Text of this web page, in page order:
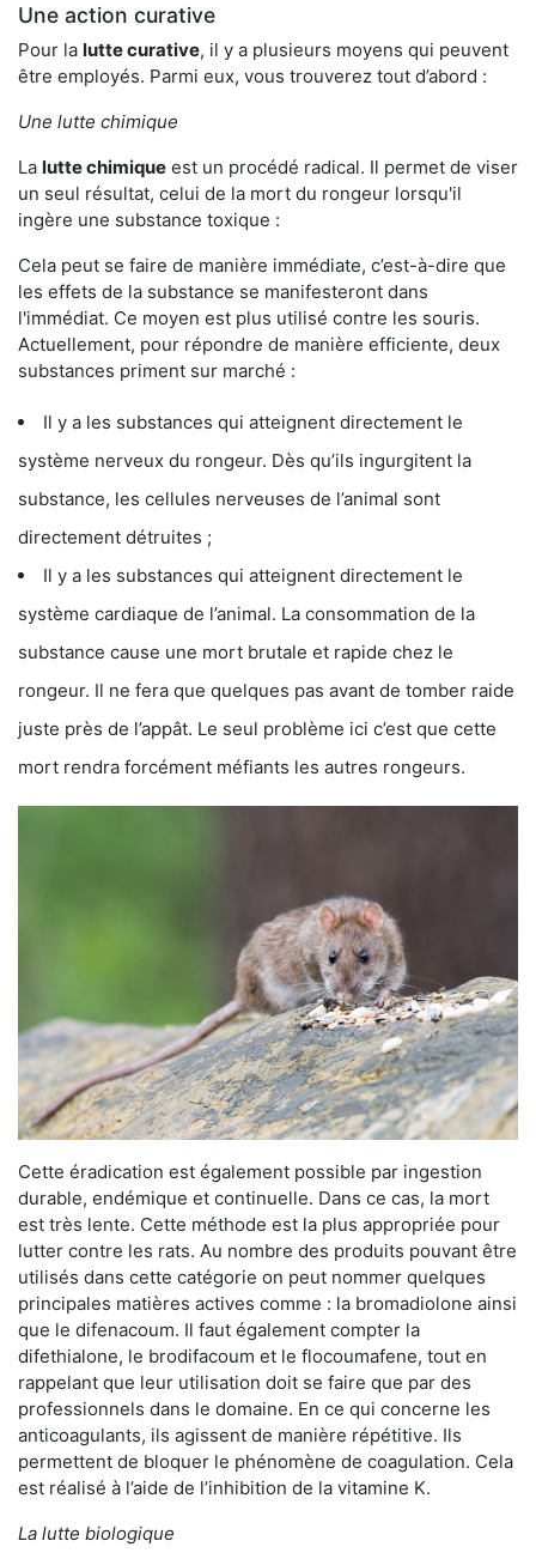
Une action curative
Pour la lutte curative, il y a plusieurs moyens qui peuvent
être employés. Parmi eux, vous trouverez tout d’abord :
Une lutte chimique
La lutte chimique est un procédé radical. Il permet de viser
un seul résultat, celui de la mort du rongeur lorsqu'il
ingère une substance toxique :
Cela peut se faire de manière immédiate, c’est-à-dire que
les effets de la substance se manifesteront dans
l'immédiat. Ce moyen est plus utilisé contre les souris.
Actuellement, pour répondre de manière efficiente, deux
substances priment sur marché :
Il y a les substances qui atteignent directement le
système nerveux du rongeur. Dès qu’ils ingurgitent la
substance, les cellules nerveuses de l’animal sont
directement détruites ;
Il y a les substances qui atteignent directement le
système cardiaque de l’animal. La consommation de la
substance cause une mort brutale et rapide chez le
rongeur. Il ne fera que quelques pas avant de tomber raide
juste près de l’appât. Le seul problème ici c’est que cette
mort rendra forcément méfiants les autres rongeurs.
Cette éradication est également possible par ingestion
durable, endémique et continuelle. Dans ce cas, la mort
est très lente. Cette méthode est la plus appropriée pour
lutter contre les rats. Au nombre des produits pouvant être
utilisés dans cette catégorie on peut nommer quelques
principales matières actives comme : la bromadiolone ainsi
que le difenacoum. Il faut également compter la
difethialone, le brodifacoum et le flocoumafene, tout en
rappelant que leur utilisation doit se faire que par des
professionnels dans le domaine. En ce qui concerne les
anticoagulants, ils agissent de manière répétitive. Ils
permettent de bloquer le phénomène de coagulation. Cela
est réalisé à l’aide de l’inhibition de la vitamine K.
La lutte biologique